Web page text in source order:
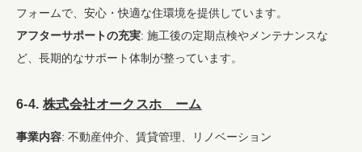
フォームで、安心・快適な住環境を提供しています。
アフターサポートの充実: 施工後の定期点検やメンテナンスな
ど、長期的なサポート体制が整っています。
6-4. 株式会社オークスホ ーム
事業内容: 不動産仲介、賃貸管理、リノベーション